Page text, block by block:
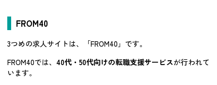
FROM40
3つめの求人サイトは、「FROM40」です。
FROM40では、 40代・50代向けの転職支援サービスが行われて
います。